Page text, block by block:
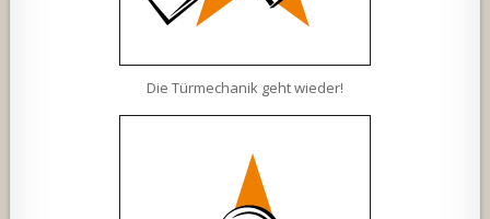
Die Türmechanik geht wieder!